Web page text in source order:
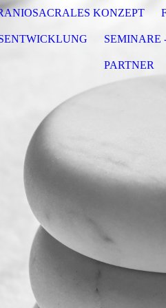
KONZEPT
SEMINARE
PARTNER